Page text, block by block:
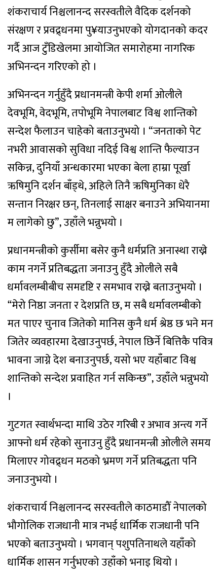
शंकराचार्य निश्चलानन्द सरस्वतीले वैदिक दर्शनको
संरक्षण र प्रवद्र्धनमा पु¥याउनुभएको योगदानको कदर
गर्दै आज टुँडिखेलमा आयोजित समारोहमा नागरिक
अभिनन्दन गरिएको हो ।
अभिनन्दन गर्नुहुँदै प्रधानमन्त्री केपी शर्मा ओलीले
देवभूमि, वेदभूमि, तपोभूमि नेपालबाट विश्व शान्तिको
सन्देश फैलाउन चाहेको बताउनुभयो । “जनताको पेट
नभरी आवासको सुविधा नदिई विश्व शान्ति फैल्याउन
सकिन्न, दुनियाँ अन्धकारमा भएका बेला हाम्रा पूर्खा
ऋषिमुनि दर्शन बाँड्थे, अहिले तिनै ऋषिमुनिका धेरै
सन्तान निरक्षर छन्, तिनलाई साक्षर बनाउने अभियानमा
म लागेको छु”, उहाँले भन्नुभयो ।
प्रधानमन्त्रीको कुर्सीमा बसेर कुनै धर्मप्रति अनास्था राख्ने
काम नगर्ने प्रतिबद्धता जनाउनु हुँदै ओलीले सबै
धर्मावलम्बीबीच समदृष्टि र समभाव राख्ने बताउनुभयो ।
“मेरो निष्ठा जनता र देशप्रति छ, म सबै धर्मावलम्बीको
मत पाएर चुनाव जितेको मानिस कुनै धर्म श्रेष्ठ छ भने मन
जितेर व्यवहारमा देखाउनुपर्छ, नेपाल छिर्ने बित्तिकै पवित्र
भावना जाग्ने देश बनाउनुपर्छ, यसो भए यहाँबाट विश्व
शान्तिको सन्देश प्रवाहित गर्न सकिन्छ”, उहाँले भन्नुभयो
।
गुटगत स्वार्थभन्दा माथि उठेर गरिबी र अभाव अन्त्य गर्ने
आफ्नो धर्म रहेको सुनाउनु हुँदै प्रधानमन्त्री ओलीले समय
मिलाएर गोवद्र्धन मठको भ्रमण गर्ने प्रतिबद्धता पनि
जनाउनुभयो ।
शंकराचार्य निश्चलानन्द सरस्वतीले काठमाडौँ नेपालको
भौगोलिक राजधानी मात्र नभई धार्मिक राजधानी पनि
भएको बताउनुभयो । भगवान् पशुपतिनाथले यहाँको
धार्मिक शासन गर्नुभएको उहाँको भनाइ थियो ।